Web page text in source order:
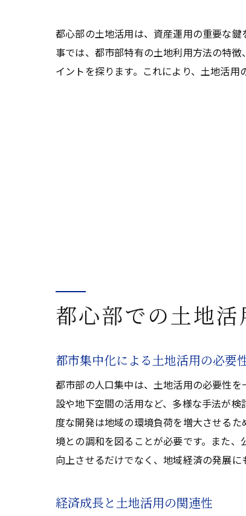
都心部の土地活用は、資産運用の重要な
事では、都市部特有の土地利用方法の特
イントを探ります。これにより、土地活用
都心部での土地
都市集中化による土地活用の必要
都市部の人口集中は、土地活用の必要性
設や地下空間の活用など、多様な手法が
度な開発は地域の環境負荷を増大させる
境との調和を図ることが必要です。また
向上させるだけでなく、地域経済の発展に
経済成長と土地活用の関連性